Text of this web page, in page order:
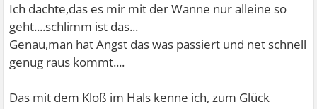
Ich dachte,das es mir mit der Wanne nur alleine so
geht....schlimm ist das...
Genau,man hat Angst das was passiert und net schnell
genug raus kommt....
Das mit dem Kloß im Hals kenne ich, zum Glück